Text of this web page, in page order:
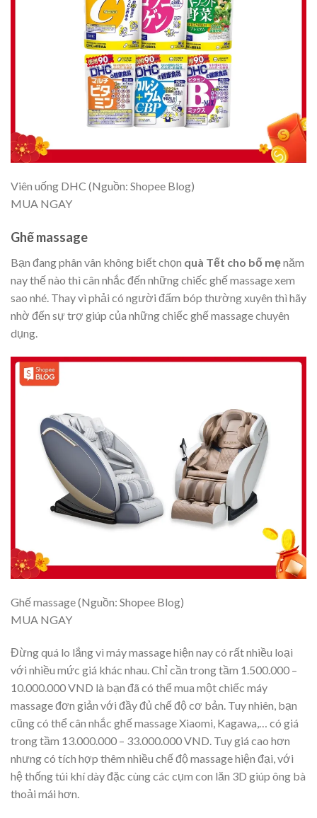
Viên uống DHC (Nguồn: Shopee Blog)
MUA NGAY
Ghế massage
Bạn đang phân vân không biết chọn quà Tết cho bố mẹnăm
nay thế nào thì cân nhắc đến những chiếc ghế massage xem
sao nhé. Thay vì phải có người đấm bóp thường xuyên thì hãy
nhờ đến sự trợ giúp của những chiếc ghế massage chuyên
dụng.
Ghế massage (Nguồn: Shopee Blog)
MUA NGAY
Đừng quá lo lắng vì máy massage hiện nay có rất nhiều loại
với nhiều mức giá khác nhau. Chỉ cần trong tầm 1.500.000 –
10.000.000 VND là bạn đã có thể mua một chiếc máy
massage đơn giản với đầy đủ chế độ cơ bản. Tuy nhiên, bạn
cũng có thể cân nhắc ghế massage Xiaomi, Kagawa,… có giá
trong tầm 13.000.000 – 33.000.000 VND. Tuy giá cao hơn
nhưng có tích hợp thêm nhiều chế độ massage hiện đại, với
hệ thống túi khí dày đặc cùng các cụm con lăn 3D giúp ông bà
thoải mái hơn.